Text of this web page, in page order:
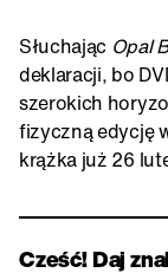
Słuchając Opal
deklaracji, bo
szerokich
fizyczną edycję
krążka już 26
Cześć! Daj